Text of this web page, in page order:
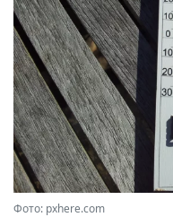
Фото: pxhere.com